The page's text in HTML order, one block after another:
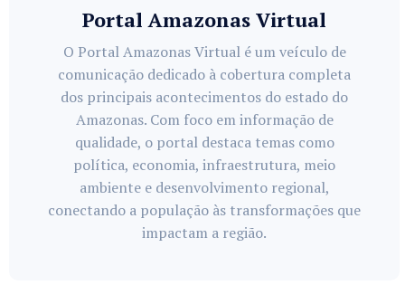
Portal Amazonas Virtual
O Portal Amazonas Virtual é um veículo de
comunicação dedicado à cobertura completa
dos principais acontecimentos do estado do
Amazonas. Com foco em informação de
qualidade, o portal destaca temas como
política, economia, infraestrutura, meio
ambiente e desenvolvimento regional,
conectando a população às transformações que
impactam a região.